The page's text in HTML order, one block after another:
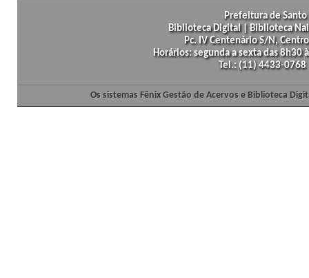
Prefeitura de
Biblioteca Digital | Biblioteca
Pc. IV Centenário S/N,
Horários: segunda a sexta das
Tel.: (11) 4433-
Os sistemas Fênix Gestão de Acervos e Biblioteca